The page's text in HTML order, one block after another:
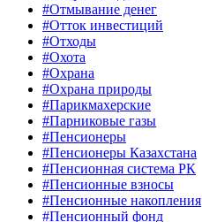
#Отмывание денег
#Отток инвестиций
#Отходы
#Охота
#Охрана
#Охрана природы
#Парикмахерские
#Парниковые газы
#Пенсионеры
#Пенсионеры Казахстана
#Пенсионная система РК
#Пенсионные взносы
#Пенсионные накопления
#Пенсионный фонд